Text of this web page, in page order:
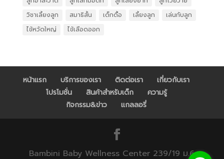
วิชาเลี้ยงลูก
สมาธิสั้น เด็กดื้อ เลี้ยงลูก
เล่นกับลูก
ไข้หวัดใหญ่
ไข้เลือดออก
หน้าแรก บริการของเรา ติดต่อเรา
เกี่ยวกับเรา
โปรโมชั่น
สินค้าสำหรับเด็ก
ความรู้
กิจกรรม&ข่าว
แกลลอรี่
Bambini Baby Wellness Center 239/19 ม.6